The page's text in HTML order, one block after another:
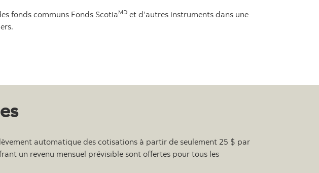
fonds communs Fonds ScotiaMD et d’autres instruments dans une
automatique des cotisations à partir de seulement 25 $ par
un revenu mensuel prévisible sont offertes pour tous les